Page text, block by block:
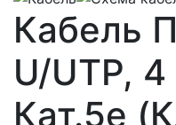
Кабель
U/UTP,
Кат.5e